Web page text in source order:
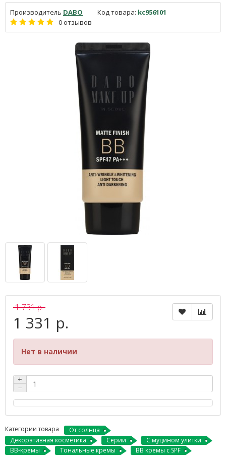
Производитель DABO Код товара: kc956101
0 отзывов
1 731 р.
1 331 р.
Нет в наличии
+
−
Категории товара
От солнца
Декоративная косметика
Серии
С муцином улитки
BB-кремы
Тональные кремы
BB кремы с SPF